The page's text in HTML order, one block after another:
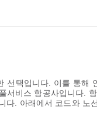
선택입니다. 이를 통
비스 항공사입니다.
. 아래에서 코드와